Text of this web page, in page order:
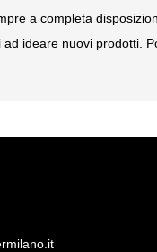
a polveri
fornito smontato
ad ideare nuovi prodotti.